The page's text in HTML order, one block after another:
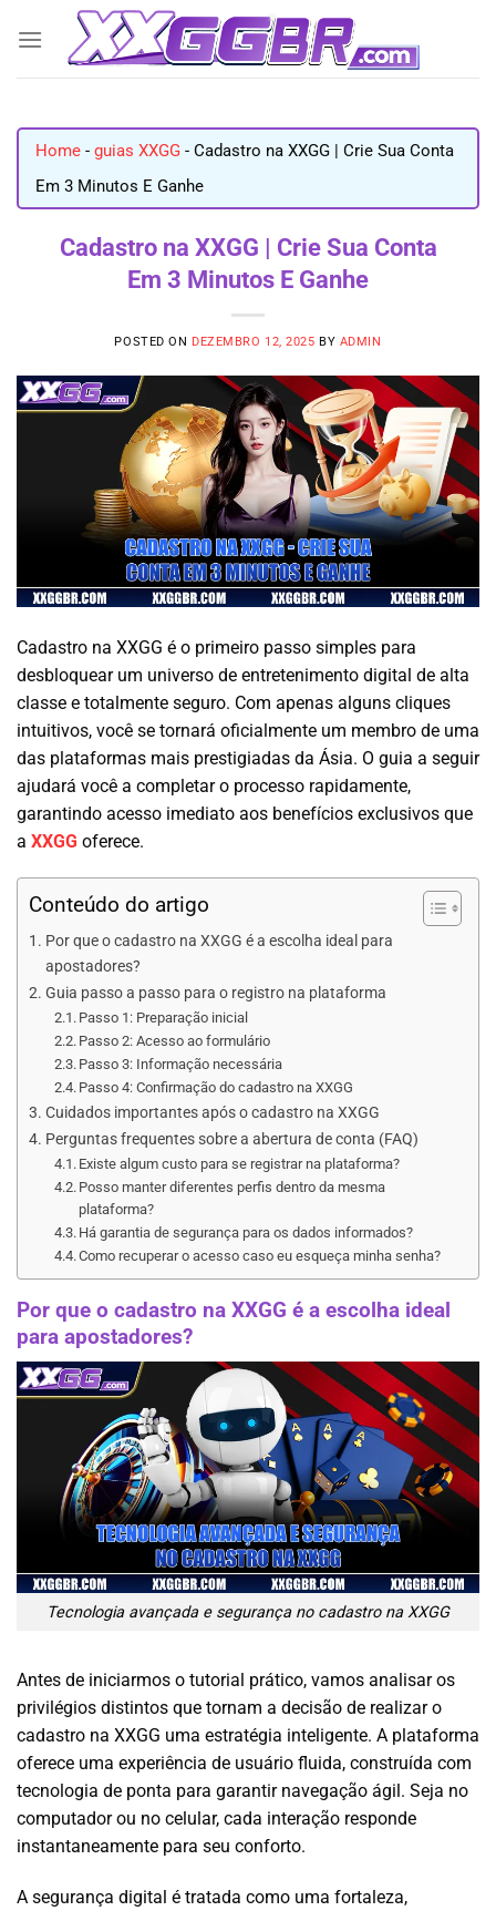
Home - guias XXGG - Cadastro na XXGG | Crie Sua Conta
Em 3 Minutos E Ganhe
Cadastro na XXGG | Crie Sua Conta
Em 3 Minutos E Ganhe
POSTED ON DEZEMBRO 12, 2025 BY ADMIN
Cadastro na XXGG é o primeiro passo simples para
desbloquear um universo de entretenimento digital de alta
classe e totalmente seguro. Com apenas alguns cliques
intuitivos, você se tornará oficialmente um membro de uma
das plataformas mais prestigiadas da Ásia. O guia a seguir
ajudará você a completar o processo rapidamente,
garantindo acesso imediato aos benefícios exclusivos que
a XXGG oferece.
Conteúdo do artigo
Por que o cadastro na XXGG é a escolha ideal para
apostadores?
Guia passo a passo para o registro na plataforma
Passo 1: Preparação inicial
Passo 2: Acesso ao formulário
Passo 3: Informação necessária
Passo 4: Confirmação do cadastro na XXGG
Cuidados importantes após o cadastro na XXGG
Perguntas frequentes sobre a abertura de conta (FAQ)
Existe algum custo para se registrar na plataforma?
Posso manter diferentes perfis dentro da mesma
plataforma?
Há garantia de segurança para os dados informados?
Como recuperar o acesso caso eu esqueça minha senha?
Por que o cadastro na XXGG é a escolha ideal
para apostadores?
Tecnologia avançada e segurança no cadastro na XXGG
Antes de iniciarmos o tutorial prático, vamos analisar os
privilégios distintos que tornam a decisão de realizar o
cadastro na XXGG uma estratégia inteligente. A plataforma
oferece uma experiência de usuário fluida, construída com
tecnologia de ponta para garantir navegação ágil. Seja no
computador ou no celular, cada interação responde
instantaneamente para seu conforto.
A segurança digital é tratada como uma fortaleza,